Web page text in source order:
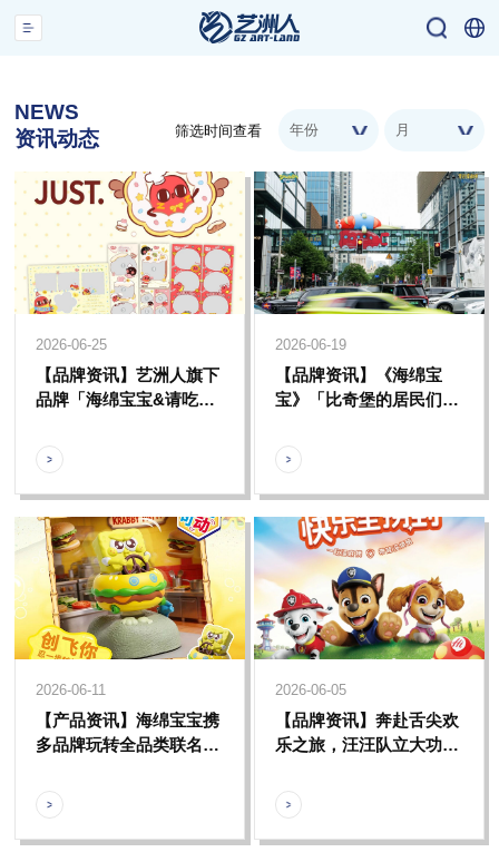
NEWS
资讯动态
筛选时间查看 年份 月
2026-06-25
【品牌资讯】艺洲人旗下
品牌「海绵宝宝&请吃红
JUST.FOTO推出联名主
题大头贴，承包整个春夏
治愈瞬间
2026-06-19
【品牌资讯】《海绵宝
宝》「比奇堡的居民们」
比奇堡全员夏日假期
2026-06-11
【产品资讯】海绵宝宝携
多品牌玩转全品类联名，
验
2026-06-05
【品牌资讯】奔赴舌尖欢
乐之旅，汪汪队立大功双
验！